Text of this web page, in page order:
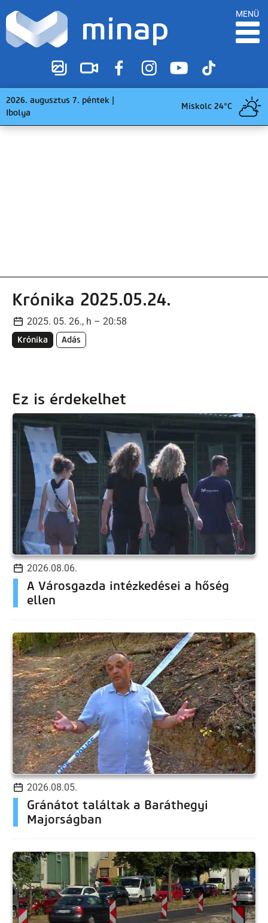
MENÜ
2026. augusztus 7. péntek |
Ibolya
Miskolc 24°C
Krónika 2025.05.24.
2025. 05. 26., h – 20:58
Krónika Adás
Ez is érdekelhet
2026.08.06.
A Városgazda intézkedései a hőség
ellen
2026.08.05.
Gránátot találtak a Baráthegyi
Majorságban